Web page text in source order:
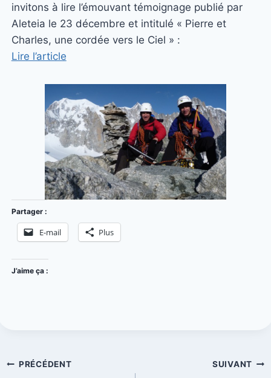
invitons à lire l’émouvant témoignage publié par
Aleteia le 23 décembre et intitulé « Pierre et
Charles, une cordée vers le Ciel » :
Lire l’article
Partager :
E-mail Plus
J’aime ça :
PRÉCÉDENT SUIVANT